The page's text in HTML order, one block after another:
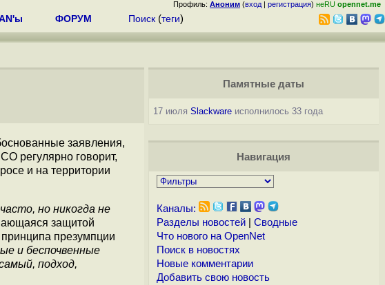
Профиль: Аноним (вход | регистрация) неRU opennet.me
ФОРУМ Поиск (теги)
заявления,
регулярно говорит,
и на территории
но никогда не
защитой
презумпции
и беспочвенные
подход,
Памятные даты
17 июля Slackwareисполнилось 33 года
Навигация
Каналы:
Разделы новостей| Сводные
Что нового на OpenNet
Поиск в новостях
Новые комментарии
Добавить свою новость